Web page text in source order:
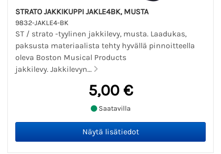
STRATO JAKKIKUPPI JAKLE4BK, MUSTA
9832-JAKLE4-BK
ST / strato -tyylinen jakkilevy, musta. Laadukas,
paksusta materiaalista tehty hyvällä pinnoitteella
oleva Boston Musical Products
jakkilevy. Jakkilevyn...
5,00 €
Saatavilla